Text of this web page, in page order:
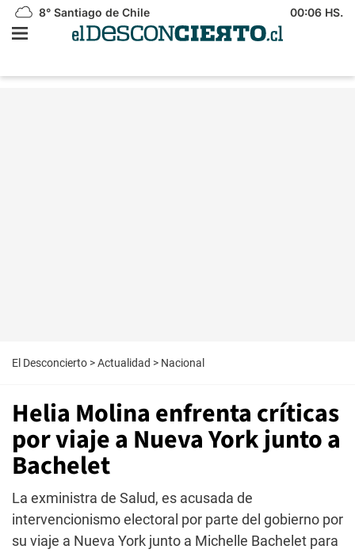
8° Santiago de Chile 00:06 HS.
El Desconcierto >Actualidad > Nacional
Helia Molina enfrenta críticas
por viaje a Nueva York junto a
Bachelet
La exministra de Salud, es acusada de
intervencionismo electoral por parte del gobierno por
su viaje a Nueva York junto a Michelle Bachelet para